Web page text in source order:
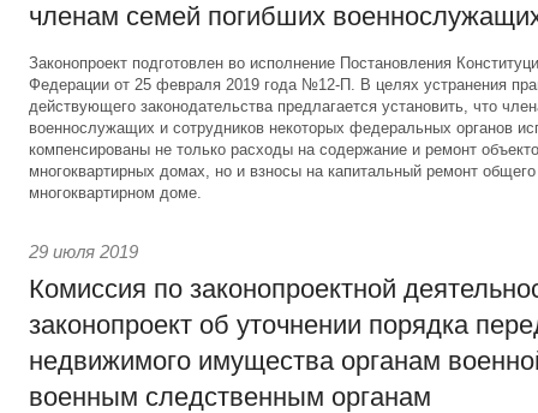
членам семей погибших
Законопроект подготовлен во исполнение Постановления
Федерации от 25 февраля 2019 года №12-П. В целях устранения
действующего законодательства предлагается установить, что
военнослужащих и сотрудников некоторых федеральных органов
компенсированы не только расходы на содержание и ремонт
многоквартирных домах, но и взносы на капитальный ремонт
многоквартирном доме.
29 июля 2019
Комиссия по законопроектной
законопроект об уточнении порядка
недвижимого имущества органам
военным следственным органам